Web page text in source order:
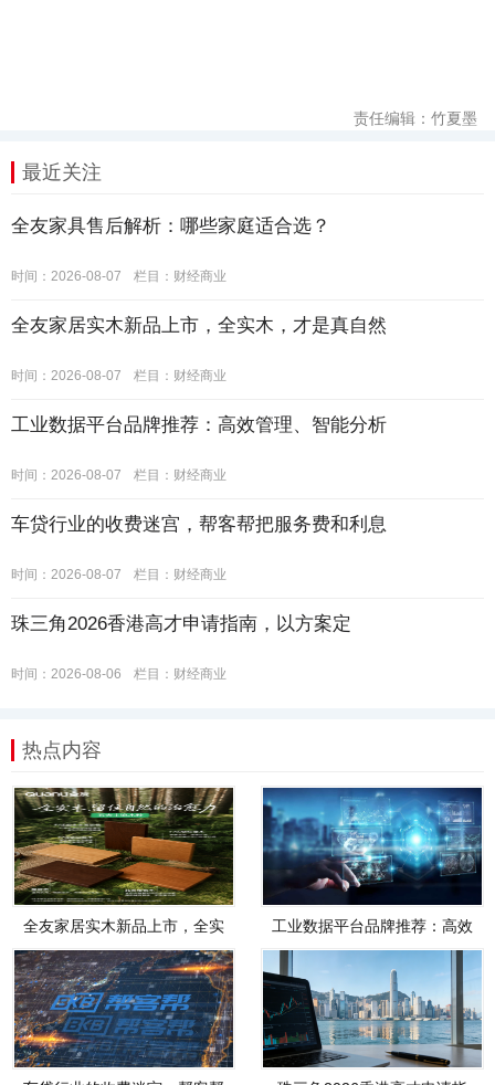
责任编辑：竹夏墨
最近关注
全友家具售后解析：哪些家庭适合选？
时间：2026-08-07 栏目： 财经商业
全友家居实木新品上市，全实木，才是真自然
时间：2026-08-07 栏目： 财经商业
工业数据平台品牌推荐：高效管理、智能分析
时间：2026-08-07 栏目： 财经商业
车贷行业的收费迷宫，帮客帮把服务费和利息
时间：2026-08-07 栏目： 财经商业
珠三角2026香港高才申请指南，以方案定
时间：2026-08-06 栏目： 财经商业
热点内容
全友家居实木新品上市，全实
木，才是真自然
工业数据平台品牌推荐：高效
管理、智能分析